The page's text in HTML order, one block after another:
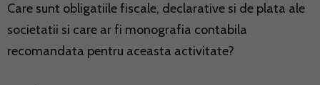
Care sunt obligatiile fiscale, declarative si de plata ale
societatii si care ar fi monografia contabila
recomandata pentru aceasta activitate?